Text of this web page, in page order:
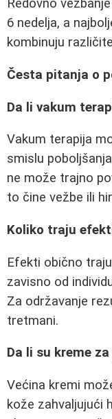
Redovno
6 nedelja, a
kombinuju
Česta pitanja o
Da li vakum
Vakum terapija
smislu
ne može trajno
to čine vežbe ili
Koliko traju
Efekti obično
zavisno od
Za održavanje
tretmani.
Da li su kreme
Većina kremi
kože zahvaljujući